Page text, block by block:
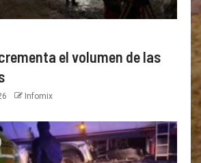
el volumen de las
Infomix